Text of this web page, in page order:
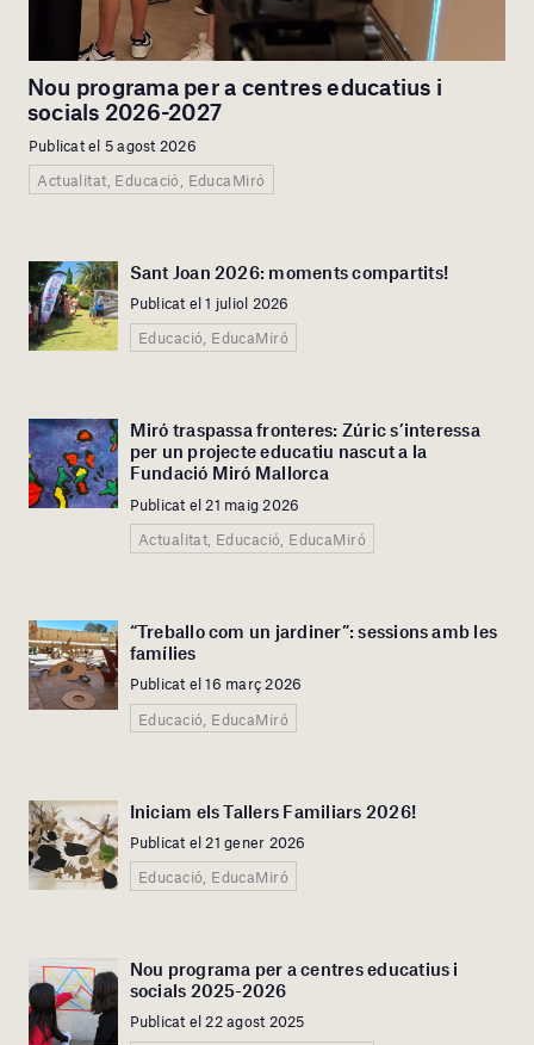
Nou programa per a centres educatius i
socials 2026-2027
Publicat el 5 agost 2026
Actualitat, Educació, EducaMiró
Sant Joan 2026: moments compartits!
Publicat el 1 juliol 2026
Educació, EducaMiró
Miró traspassa fronteres: Zúric s’interessa
per un projecte educatiu nascut a la
Fundació Miró Mallorca
Publicat el 21 maig 2026
Actualitat, Educació, EducaMiró
“Treballo com un jardiner”: sessions amb les
famílies
Publicat el 16 març 2026
Educació, EducaMiró
Iniciam els Tallers Familiars 2026!
Publicat el 21 gener 2026
Educació, EducaMiró
Nou programa per a centres educatius i
socials 2025-2026
Publicat el 22 agost 2025